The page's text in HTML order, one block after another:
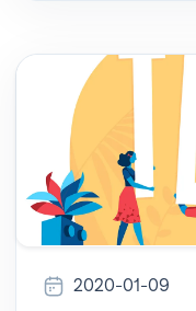
2020-01-09